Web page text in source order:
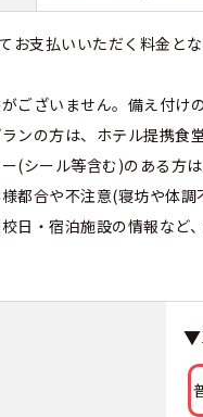
お支払いいただく料金とな
ございません。備え付け
ンの方は、ホテル提携
(シール等含む)のある方
都合や不注意(寝坊や体調
日・宿泊施設の情報など
▼